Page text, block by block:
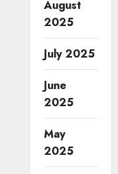
August
2025
July 2025
June
2025
May
2025